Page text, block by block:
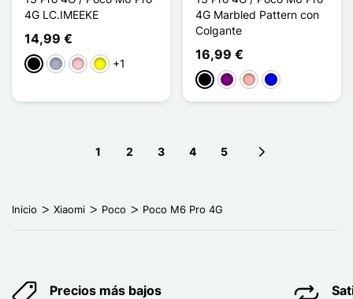
4G LC.IMEEKE
14,99 €
NegroGris RosaAmarillo
+1
4G Marbled Pattern con
Colgante
16,99 €
NegroPúrpuraOro rosa
Azul
1 2 3 4 5
Inicio Xiaomi Poco Poco M6 Pro 4G
Precios más bajos